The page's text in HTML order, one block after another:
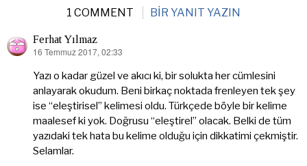
1 COMMENT BIR YANIT YAZIN
Ferhat Yılmaz
dedi
16 Temmuz 2017, 02:33
Yazı o kadar güzel ve akıcı ki, bir solukta her cümlesini
anlayarak okudum. Beni birkaç noktada frenleyen tek şey
ise “eleştirisel” kelimesi oldu. Türkçede böyle bir kelime
maalesef ki yok. Doğrusu “eleştirel” olacak. Belki de tüm
yazıdaki tek hata bu kelime olduğu için dikkatimi çekmiştir.
Selamlar.